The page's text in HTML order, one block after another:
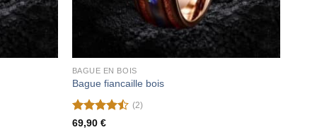
BAGUE EN BOIS
Bague fiancaille bois
Note 4.5
(2)
69,90 €